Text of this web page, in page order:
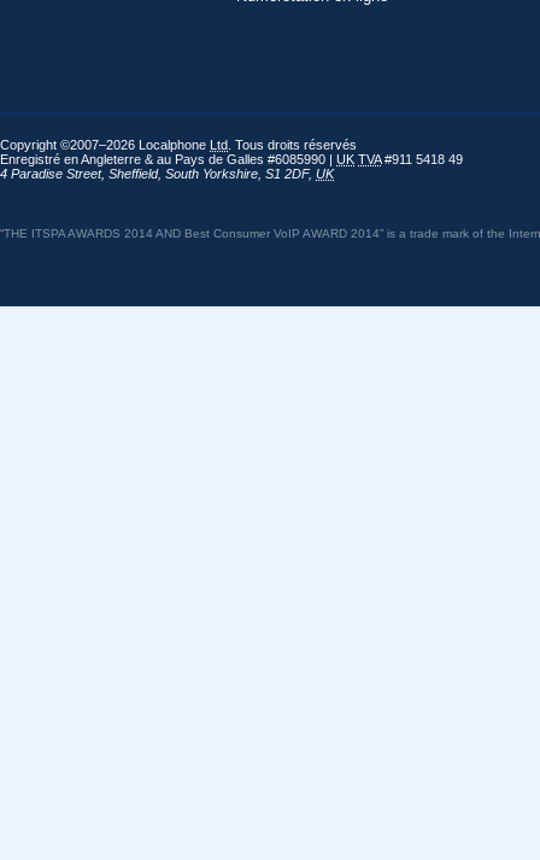
Copyright ©2007–2026 Localphone Ltd . Tous droits réservés
Enregistré en Angleterre & au Pays de Galles #6085990 | UK TVA#911 5418 49
4 Paradise Street, Sheffield, South Yorkshire S1 2DF, UK
“THE ITSPA AWARDS 2014 AND Best Consumer VoIP AWARD 2014” is a trade mark of the